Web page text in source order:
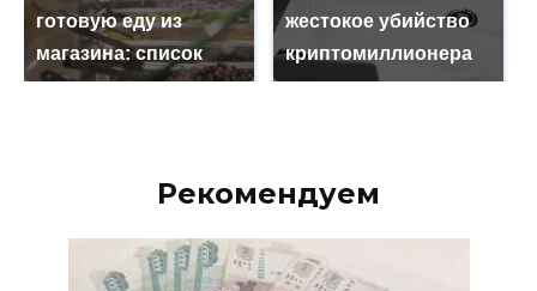
готовую еду из
магазина: список
жестокое убийство
криптомиллионера
Рекомендуем